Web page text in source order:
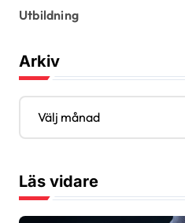
Utbildning
Arkiv
A
k
vLäs vidare